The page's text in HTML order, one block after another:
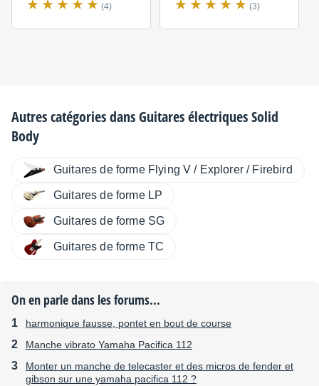
(4) (3)
Autres catégories dansGuitares électriques Solid
Body
Guitares de forme Flying V / Explorer / Firebird
Guitares de forme LP
Guitares de forme SG
Guitares de forme TC
On en parle dans les forums...
harmonique fausse, pontet en bout de course
Manche vibrato Yamaha Pacifica 112
Monter un manche de telecaster et des micros de fender et
gibson sur une yamaha pacifica 112 ?